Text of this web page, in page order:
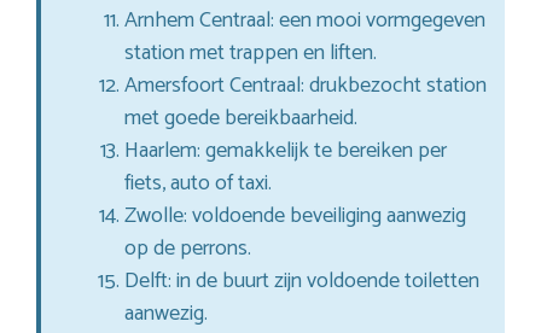
Arnhem Centraal: een mooi vormgegeven
station met trappen en liften.
Amersfoort Centraal: drukbezocht station
met goede bereikbaarheid.
Haarlem: gemakkelijk te bereiken per
fiets, auto of taxi.
Zwolle: voldoende beveiliging aanwezig
op de perrons.
Delft: in de buurt zijn voldoende toiletten
aanwezig.